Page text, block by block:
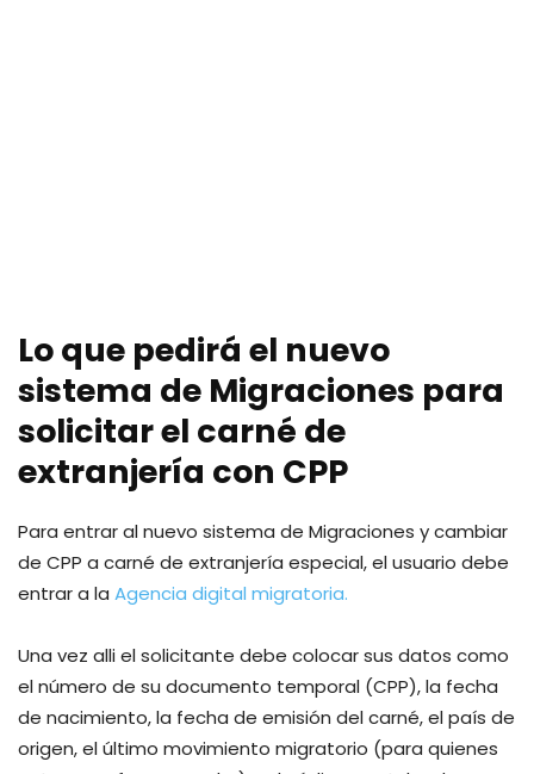
Lo que pedirá el nuevo
sistema de Migraciones para
solicitar el carné de
extranjería con CPP
Para entrar al nuevo sistema de Migraciones y cambiar
de CPP a carné de extranjería especial, el usuario debe
entrar a la Agencia digital migratoria.
Una vez alli el solicitante debe colocar sus datos como
el número de su documento temporal (CPP), la fecha
de nacimiento, la fecha de emisión del carné, el país de
origen, el último movimiento migratorio (para quienes